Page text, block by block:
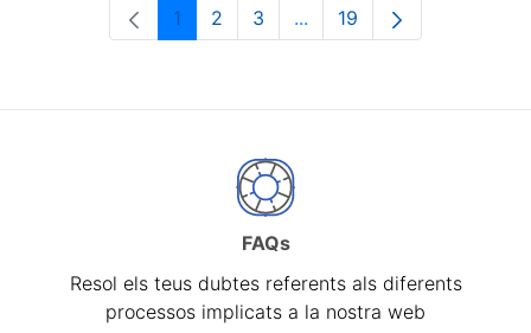
Pàgina
1 Pàgina
2 Pàgina
3 ...Pàgines intermèdies
Pàgina
19
FAQs
Resol els teus dubtes referents als diferents
processos implicats a la nostra web